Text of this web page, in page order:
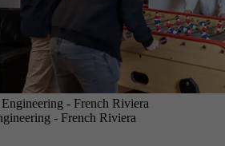
- French Riviera